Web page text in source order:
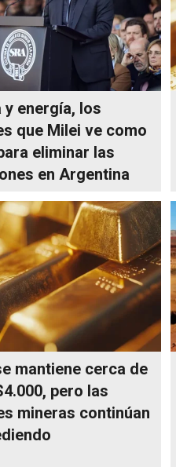
y energía, los
que Milei ve como
eliminar las
en Argentina
mantiene cerca de
pero las
mineras continúan